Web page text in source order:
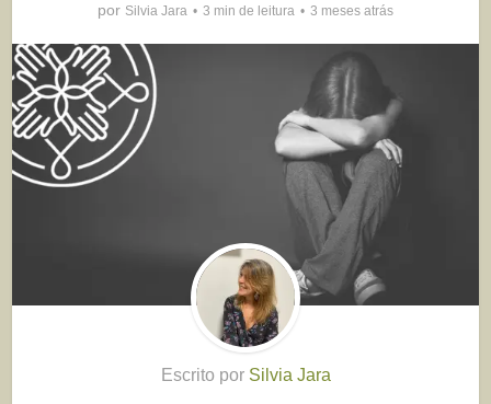
por Silvia Jara 3 min de leitura 3 meses atrás
Escrito por Silvia Jara